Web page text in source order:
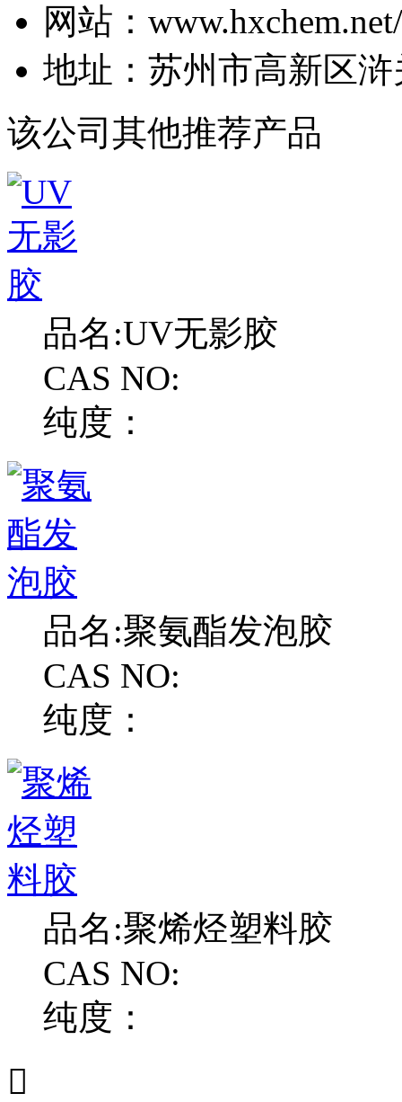
网站：
地址： 苏州市高新区
该公司其他推荐产品
品名:UV无影胶
CAS NO:
纯度：
品名:聚氨酯发泡胶
CAS NO:
纯度：
品名:聚烯烃塑料胶
CAS NO:
纯度：
